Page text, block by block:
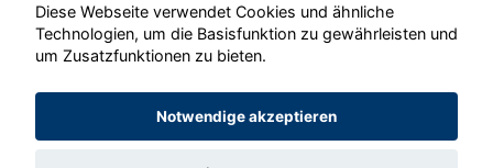
© konjunkturmotor.de GmbH 2020 - 2026
Diese Webseite verwendet Cookies und ähnliche
Technologien, um die Basisfunktion zu gewährleisten und
um Zusatzfunktionen zu bieten.
Notwendige akzeptieren